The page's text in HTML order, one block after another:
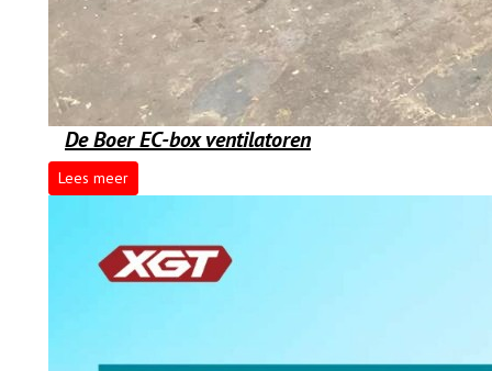
De Boer EC-box ventilatoren
Lees meer